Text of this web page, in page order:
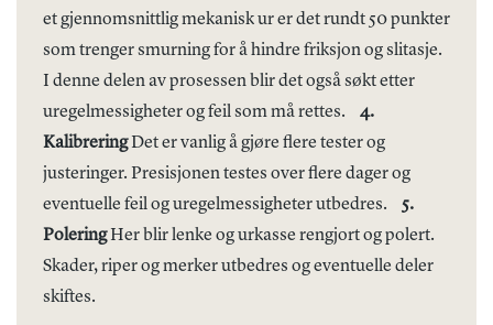
et gjennomsnittlig mekanisk ur er det rundt 50 punkter
som trenger smurning for å hindre friksjon og slitasje.
I denne delen av prosessen blir det også søkt etter
uregelmessigheter og feil som må rettes.
4.
KalibreringDet er vanlig å gjøre flere tester og
justeringer. Presisjonen testes over flere dager og
eventuelle feil og uregelmessigheter utbedres.
5.
PoleringHer blir lenke og urkasse rengjort og polert.
Skader, riper og merker utbedres og eventuelle deler
skiftes.